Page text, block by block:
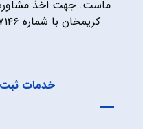
ماست. جهت اخذ
کریمخان با شماره ۰۲۱۸۷۱۴۶ تماس حاصل فرمایید.
خدمات